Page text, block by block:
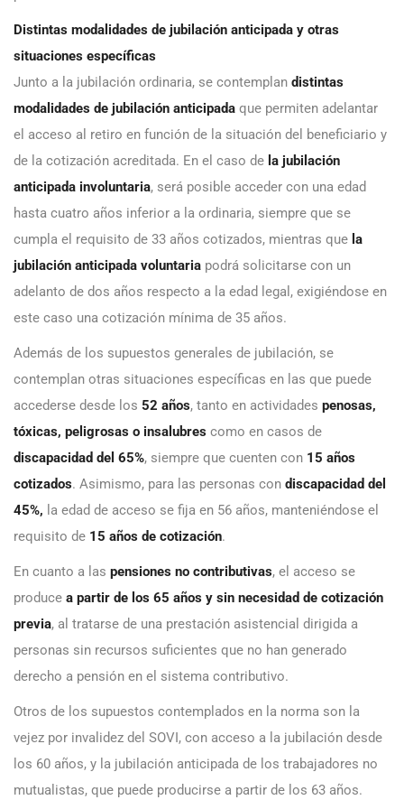
Distintas modalidades de jubilación anticipada y otras
situaciones específicas
Junto a la jubilación ordinaria, se contemplan distintas
modalidades de jubilación anticipada que permiten adelantar
el acceso al retiro en función de la situación del beneficiario y
de la cotización acreditada. En el caso de la jubilación
anticipada involuntaria, será posible acceder con una edad
hasta cuatro años inferior a la ordinaria, siempre que se
cumpla el requisito de 33 años cotizados, mientras que la
jubilación anticipada voluntaria podrá solicitarse con un
adelanto de dos años respecto a la edad legal, exigiéndose en
este caso una cotización mínima de 35 años.
Además de los supuestos generales de jubilación, se
contemplan otras situaciones específicas en las que puede
accederse desde los 52 años, tanto en actividades penosas,
tóxicas, peligrosas o insalubres como en casos de
discapacidad del 65%, siempre que cuenten con 15 años
cotizados. Asimismo, para las personas con discapacidad del
45%, la edad de acceso se fija en 56 años, manteniéndose el
requisito de 15 años de cotización.
En cuanto a las pensiones no contributivas, el acceso se
produce a partir de los 65 años y sin necesidad de cotización
previa, al tratarse de una prestación asistencial dirigida a
personas sin recursos suficientes que no han generado
derecho a pensión en el sistema contributivo.
Otros de los supuestos contemplados en la norma son la
vejez por invalidez del SOVI, con acceso a la jubilación desde
los 60 años, y la jubilación anticipada de los trabajadores no
mutualistas, que puede producirse a partir de los 63 años.